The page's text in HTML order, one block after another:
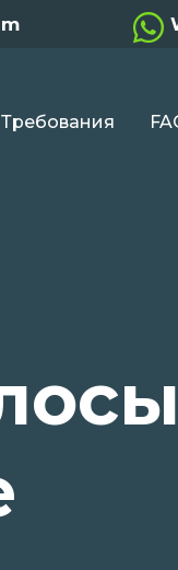

Требования